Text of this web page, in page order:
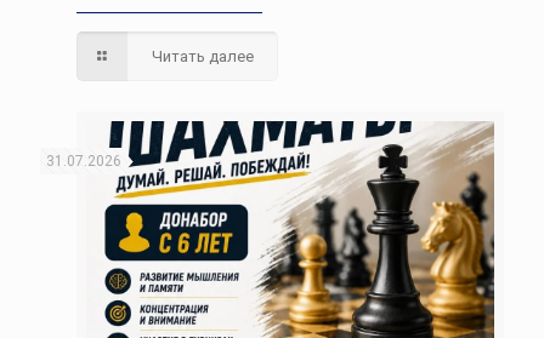
Читать далее
31.07.2026